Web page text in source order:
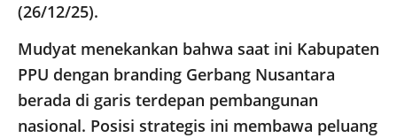
(26/12/25).
Mudyat menekankan bahwa saat ini Kabupaten
PPU dengan branding Gerbang Nusantara
berada di garis terdepan pembangunan
nasional. Posisi strategis ini membawa peluang